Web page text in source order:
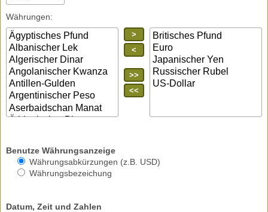
Währungen:
>
<
>>
<<
Benutze Währungsanzeige
Währungsabkürzungen (z.B. USD)
Währungsbezeichung
Datum, Zeit und Zahlen